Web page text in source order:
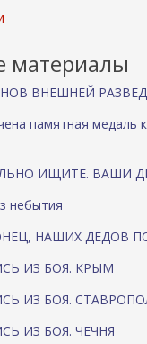
материалы
ВНЕШНЕЙ
памятная медаль
ИЩИТЕ. ВАШИ
небытия
НАШИХ ДЕДОВ
ИЗ БОЯ. КРЫМ
ИЗ БОЯ.
ИЗ БОЯ. ЧЕЧНЯ